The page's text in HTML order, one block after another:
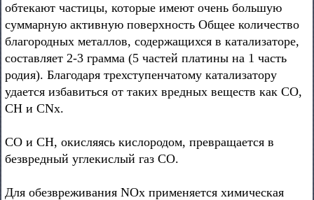
обтекают частицы, которые имеют очень большую
суммарную активную поверхность Общее количество
благородных металлов, содержащихся в катализаторе,
составляет 2-3 грамма (5 частей платины на 1 часть
родия). Благодаря трехступенчатому катализатору
удается избавиться от таких вредных веществ как СО,
СН и CNx.
СО и СН, окисляясь кислородом, превращается в
безвредный углекислый газ СО.
Для обезвреживания NОх применяется химическая